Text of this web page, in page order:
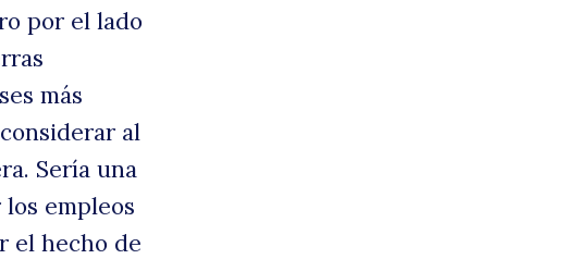
por el lado
más
al
Sería una
empleos
el hecho de